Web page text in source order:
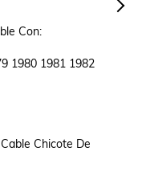
Con:
1980 1981 1982
Chicote De